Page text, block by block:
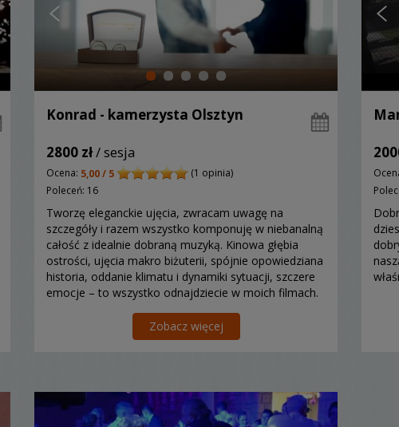
Konrad - kamerzysta Olsztyn
2800 zł/ sesja
Ocena: 5,00 / 5
(1 opinia)
Poleceń: 16
Tworzę eleganckie ujęcia, zwracam uwagę na
szczegóły i razem wszystko komponuję w niebanalną
całość z idealnie dobraną muzyką. Kinowa głębia
ostrości, ujęcia makro biżuterii, spójnie opowiedziana
historia, oddanie klimatu i dynamiki sytuacji, szczere
emocje – to wszystko odnajdziecie w moich filmach.
Zobacz więcej